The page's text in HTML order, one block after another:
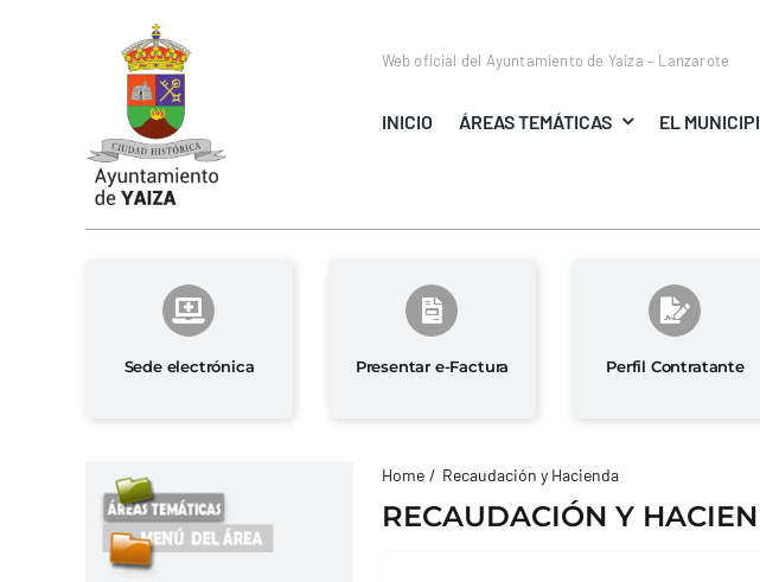
Web oficial del Ayuntamiento de Yaiza – Lanzarote
INICIO ÁREAS TEMÁTICAS EL
Sede electrónica Presentar e-Factura Perfil Contratante
Home Recaudación y Hacienda
RECAUDACIÓN Y